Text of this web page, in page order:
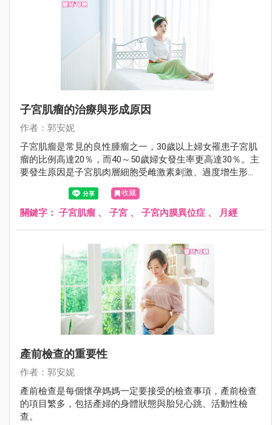
子宮肌瘤的治療與形成原因
作者：郭安妮
子宮肌瘤是常見的良性腫瘤之一，30歲以上婦女罹患子宮肌
瘤的比例高達20％，而40～50歲婦女發生率更高達30％。主
要發生原因是子宮肌肉層細胞受雌激素刺激、過度增生形成
的良性腫瘤，大部份不需要治療，只要定期追蹤即可。
收藏
關鍵字： 子宮肌瘤 、 子宮 、 子宮內膜異位症 、 月經
產前檢查的重要性
作者：郭安妮
產前檢查是每個懷孕媽媽一定要接受的檢查事項，產前檢查
的項目繁多，包括產婦的身體狀態與胎兒心跳、活動性檢
查。